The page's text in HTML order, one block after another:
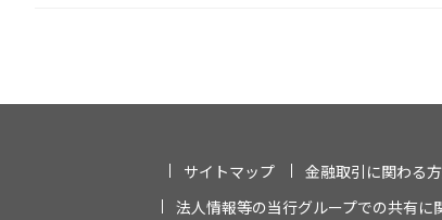
サイトマップ 金融取引に関わる
法人情報等の当行グループでの共有に